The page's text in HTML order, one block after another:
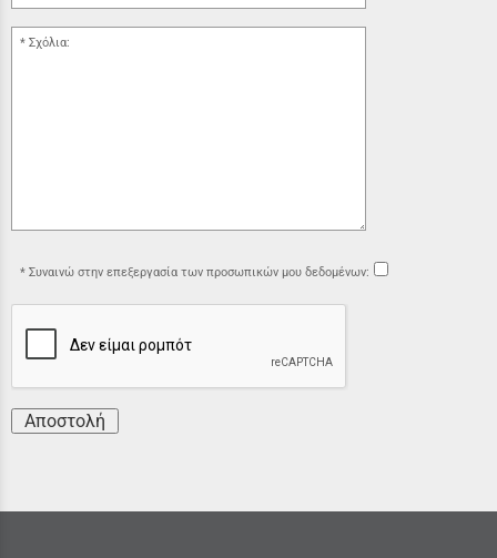
Σχόλια:
Συναινώ στην επεξεργασία των προσωπικών μου δεδομένων:
Αποστολή